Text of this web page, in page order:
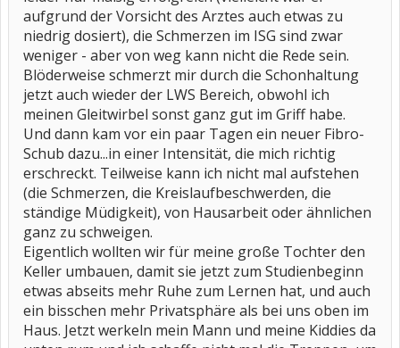
aufgrund der Vorsicht des Arztes auch etwas zu
niedrig dosiert), die Schmerzen im ISG sind zwar
weniger - aber von weg kann nicht die Rede sein.
Blöderweise schmerzt mir durch die Schonhaltung
jetzt auch wieder der LWS Bereich, obwohl ich
meinen Gleitwirbel sonst ganz gut im Griff habe.
Und dann kam vor ein paar Tagen ein neuer Fibro-
Schub dazu...in einer Intensität, die mich richtig
erschreckt. Teilweise kann ich nicht mal aufstehen
(die Schmerzen, die Kreislaufbeschwerden, die
ständige Müdigkeit), von Hausarbeit oder ähnlichen
ganz zu schweigen.
Eigentlich wollten wir für meine große Tochter den
Keller umbauen, damit sie jetzt zum Studienbeginn
etwas abseits mehr Ruhe zum Lernen hat, und auch
ein bisschen mehr Privatsphäre als bei uns oben im
Haus. Jetzt werkeln mein Mann und meine Kiddies da